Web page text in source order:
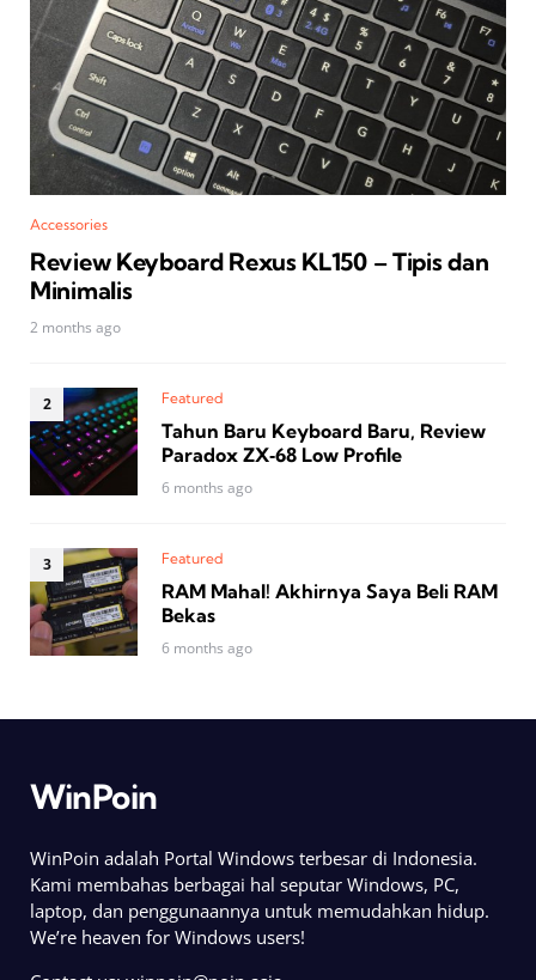
Accessories
Review Keyboard Rexus KL150 – Tipis dan
Minimalis
2 months ago
Featured
Tahun Baru Keyboard Baru, Review
Paradox ZX‑68 Low Profile
6 months ago
Featured
RAM Mahal! Akhirnya Saya Beli RAM
Bekas
6 months ago
WinPoin
WinPoin adalah Portal Windows terbesar di Indonesia.
Kami membahas berbagai hal seputar Windows, PC,
laptop, dan penggunaannya untuk memudahkan hidup.
We’re heaven for Windows users!